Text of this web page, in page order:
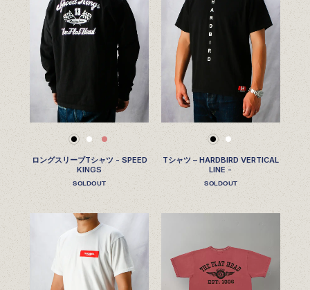
ロングスリーブTシャツ - SPEED
KINGS
SOLDOUT
Tシャツ – HARDBIRD VERTICAL
LINE -
SOLDOUT